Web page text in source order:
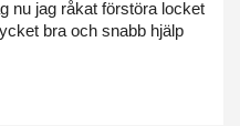
nu jag råkat förstöra locket
bra och snabb hjälp